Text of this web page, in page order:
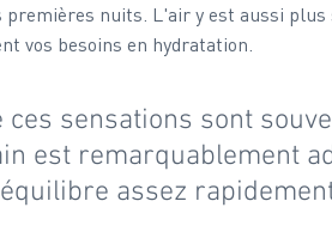
nuits. L'air y est aussi plus
vos besoins en hydratation.
sensations sont
est remarquablement
assez